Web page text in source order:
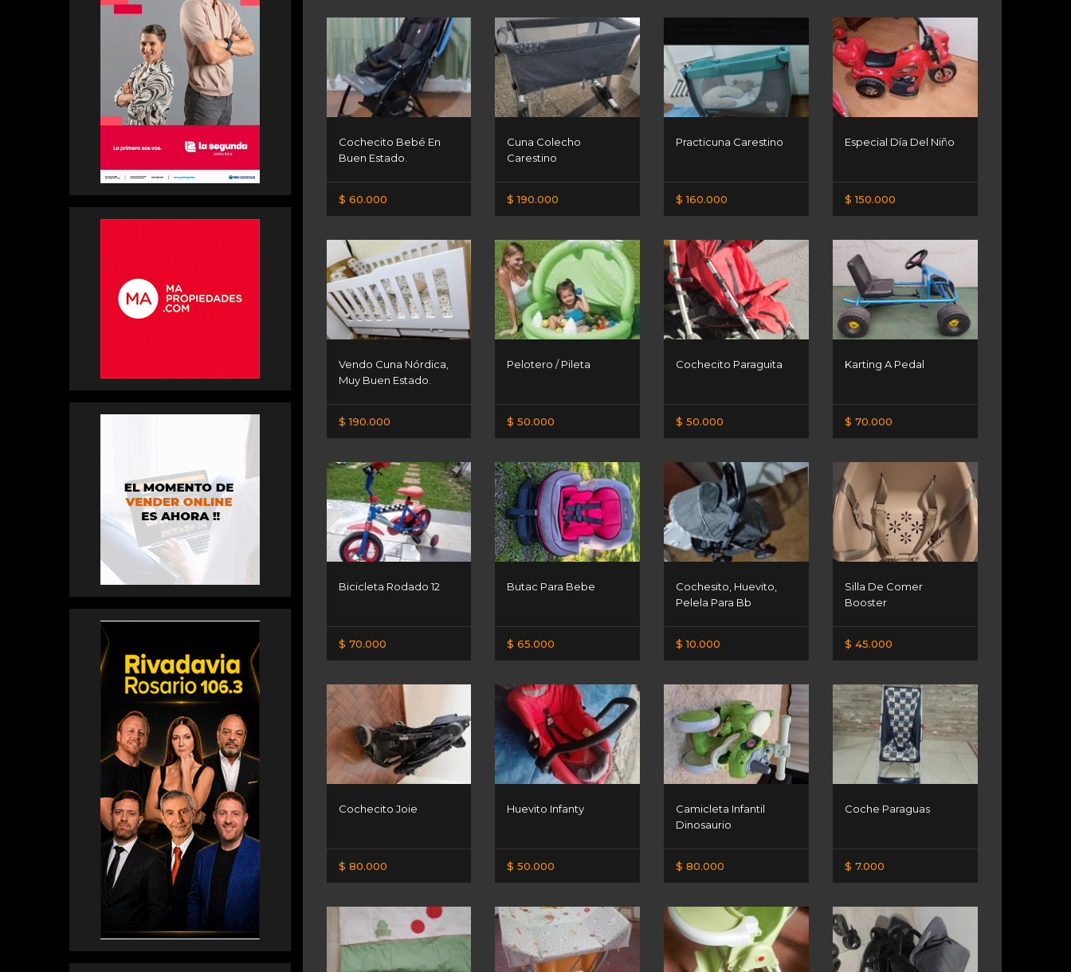
Cochecito Bebé En
Buen Estado.
$ 60.000
Cuna Colecho
Carestino
$ 190.000
Practicuna Carestino
$ 160.000
Especial Día Del Niño
$ 150.000
Vendo Cuna Nórdica,
Muy Buen Estado.
$ 190.000
Pelotero / Pileta
$ 50.000
Cochecito Paraguita
$ 50.000
Karting A Pedal
$ 70.000
Bicicleta Rodado 12
$ 70.000
Butac Para Bebe
$ 65.000
Cochesito, Huevito,
Pelela Para Bb
$ 10.000
Silla De Comer
Booster
$ 45.000
Cochecito Joie
$ 80.000
Huevito Infanty
$ 50.000
Camicleta Infantil
Dinosaurio
$ 80.000
Coche Paraguas
$ 7.000